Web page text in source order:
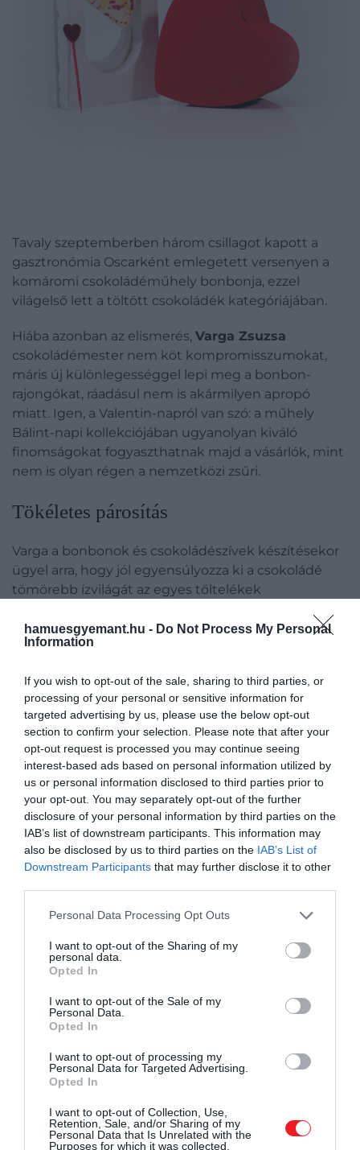
hamuesgyemant.hu - Do Not Process My Personal
Information
If you wish to opt-out of the sale, sharing to third parties, or
processing of your personal or sensitive information for
targeted advertising by us, please use the below opt-out
section to confirm your selection. Please note that after your
opt-out request is processed you may continue seeing
interest-based ads based on personal information utilized by
us or personal information disclosed to third parties prior to
your opt-out. You may separately opt-out of the further
disclosure of your personal information by third parties on the
IAB’s list of downstream participants. This information may
also be disclosed by us to third parties on the IAB’s List of
Downstream Participants that may further disclose it to other
Please note that this website/app uses one or more Google
not limited to your visit or usage behaviour. You may click to
grant or deny consent to Google and its third-party tags to
use your data for below specified purposes in below Google
consent section.
Personal Data Processing Opt Outs
I want to opt-out of the Sharing of my
personal data.
Opted In
I want to opt-out of the Sale of my
Personal Data.
Opted In
I want to opt-out of processing my
Personal Data for Targeted Advertising.
Opted In
I want to opt-out of Collection, Use,
Retention, Sale, and/or Sharing of my
Personal Data that Is Unrelated with the
Purposes for which it was collected.
Tavaly szeptemberben három csillagot kapott a
gasztronómia Oscarként emlegetett versenyen a
komáromi csokoládéműhely bonbonja, ezzel
világelső lett a töltött csokoládék kategóriájában.
Hiába azonban az elismerés, Varga Zsuzsa
csokoládémester nem köt kompromisszumokat,
máris új különlegességgel lepi meg a bonbon-
rajongókat, ráadásul nem is akármilyen apropó
miatt. Igen, a Valentin-napról van szó: a műhely
Bálint-napi kollekciójában ugyanolyan kiváló
finomságokat fogyaszthatnak majd a vásárlók, mint
nem is olyan régen a nemzetközi zsűri.
Tökéletes párosítás
Varga a bonbonok és csokoládészívek készítésekor
ügyel arra, hogy jól egyensúlyozza ki a csokoládé
tömörebb ízvilágát az egyes töltelékek
egymással a gyümölcsök frissessége és selymes
savassága.
Kiválóan prezentált,
gyönyörű csokoládé,
melynek fényes
márványozása egyszerűen
lenyűgöző
– fogalmazott értékelésében a nemzetközi zsűri,
akik azt is hozzátették, hogy nagyon szerették a
csokoládé mintázatával kapcsolatos